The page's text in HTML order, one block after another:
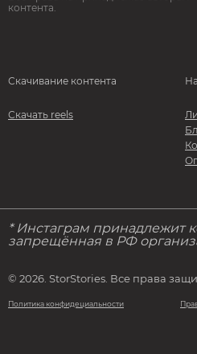
контента.
Скачивание контента
Скачать reels
* Инстаграм принадлежит
запрещённая в РФ
© 2026. StorStories. Все права
Политика конфидециальности